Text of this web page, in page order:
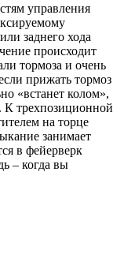
управления
заднего хода
происходит
тормоза и очень
прижать тормоз
«встанет колом»,
К трехпозиционной
на торце
занимает
в фейерверк
– когда вы